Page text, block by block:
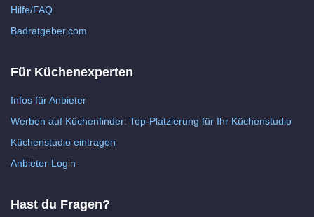
Hilfe/FAQ
Badratgeber.com
Für Küchenexperten
Infos für Anbieter
Werben auf Küchenfinder: Top-Platzierung für Ihr Küchenstudio
Küchenstudio eintragen
Anbieter-Login
Hast du Fragen?